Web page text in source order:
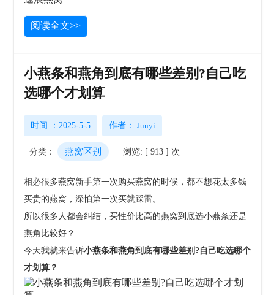
阅读全文>>
小燕条和燕角到底有哪些差别?自己吃
选哪个才划算
时间 ：2025-5-5 作者：Junyi
分类： 燕窝区别 浏览: [ 913 ] 次
相必很多燕窝新手第一次购买燕窝的时候，都不想花太多钱
买贵的燕窝，深怕第一次买就踩雷。
所以很多人都会纠结，买性价比高的燕窝到底选小燕条还是
燕角比较好？
今天我就来告诉小燕条和燕角到底有哪些差别?自己吃选哪个
才划算？